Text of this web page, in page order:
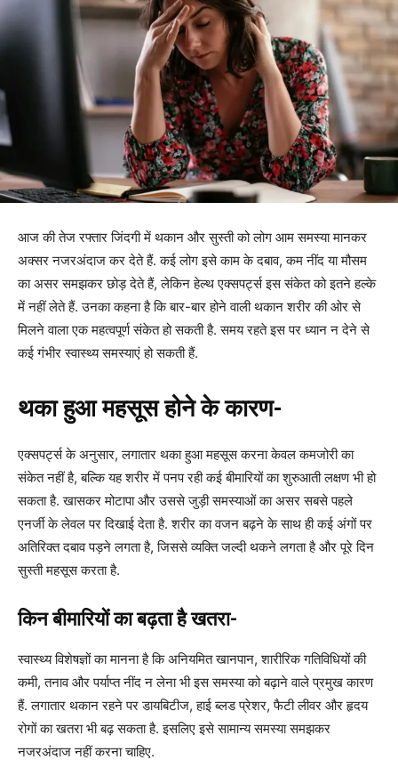
आज की तेज रफ्तार जिंदगी में थकान और सुस्ती को लोग आम समस्या मानकर
अक्सर नजरअंदाज कर देते हैं. कई लोग इसे काम के दबाव, कम नींद या मौसम
का असर समझकर छोड़ देते हैं, लेकिन हेल्थ एक्सपर्ट्स इस संकेत को इतने हल्के
में नहीं लेते हैं. उनका कहना है कि बार-बार होने वाली थकान शरीर की ओर से
मिलने वाला एक महत्वपूर्ण संकेत हो सकती है. समय रहते इस पर ध्यान न देने से
कई गंभीर स्वास्थ्य समस्याएं हो सकती हैं.
थका हुआ महसूस होने के कारण-
एक्सपर्ट्स के अनुसार, लगातार थका हुआ महसूस करना केवल कमजोरी का
संकेत नहीं है, बल्कि यह शरीर में पनप रही कई बीमारियों का शुरुआती लक्षण भी हो
सकता है. खासकर मोटापा और उससे जुड़ी समस्याओं का असर सबसे पहले
एनर्जी के लेवल पर दिखाई देता है. शरीर का वजन बढ़ने के साथ ही कई अंगों पर
अतिरिक्त दबाव पड़ने लगता है, जिससे व्यक्ति जल्दी थकने लगता है और पूरे दिन
सुस्ती महसूस करता है.
किन बीमारियों का बढ़ता है खतरा-
स्वास्थ्य विशेषज्ञों का मानना है कि अनियमित खानपान, शारीरिक गतिविधियों की
कमी, तनाव और पर्याप्त नींद न लेना भी इस समस्या को बढ़ाने वाले प्रमुख कारण
हैं. लगातार थकान रहने पर डायबिटीज, हाई ब्लड प्रेशर, फैटी लीवर और हृदय
रोगों का खतरा भी बढ़ सकता है. इसलिए इसे सामान्य समस्या समझकर
नजरअंदाज नहीं करना चाहिए.